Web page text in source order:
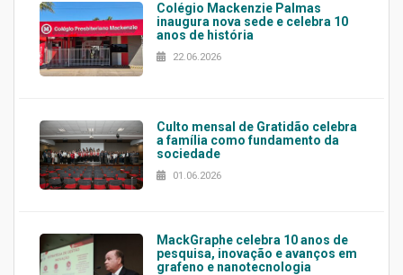
Colégio Mackenzie Palmas
inaugura nova sede e celebra 10
anos de história
22.06.2026
Culto mensal de Gratidão celebra
a família como fundamento da
sociedade
01.06.2026
MackGraphe celebra 10 anos de
pesquisa, inovação e avanços em
grafeno e nanotecnologia